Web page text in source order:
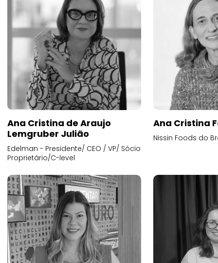
Ana Cristina de Araujo
Lemgruber Julião
Edelman - Presidente/ CEO / VP/ Sócio
Proprietário/C-level
Ana Cristina
Nissin Foods do